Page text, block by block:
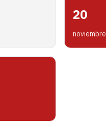
20
noviembre